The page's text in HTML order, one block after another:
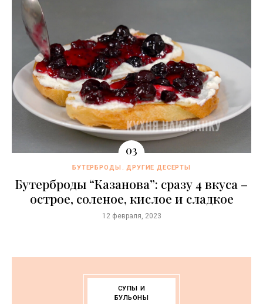
БУТЕРБРОДЫ ДРУГИЕ ДЕСЕРТЫ
Бутерброды “Казaнова”: сразу 4 вкуса –
острое, соленое, кислое и сладкое
12 февраля, 2023
СУПЫ И
БУЛЬОНЫ